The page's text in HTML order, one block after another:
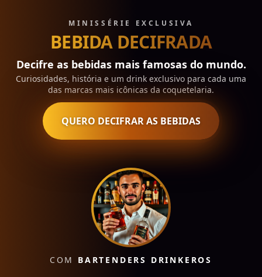
MINISSÉRIE EXCLUSIVA
BEBIDA DECIFRADA
Decifre as bebidas mais famosas do mundo.
Curiosidades, história e um drink exclusivo para cada uma
das marcas mais icônicas da coquetelaria.
QUERO DECIFRAR AS BEBIDAS
COM BARTENDERS DRINKEROS